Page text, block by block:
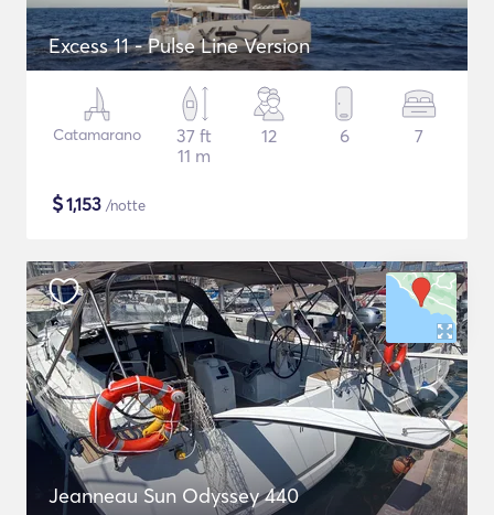
Excess 11 - Pulse Line Version
Catamarano
37 ft
11 m
12 6 7
$1,153 /notte
Jeanneau Sun Odyssey 440